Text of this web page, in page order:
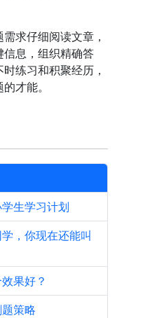
求仔细阅读文章，
息，组织精确答
练习和积聚经历，
才能。
生学习计划
，你现在还能叫
果好？
策略